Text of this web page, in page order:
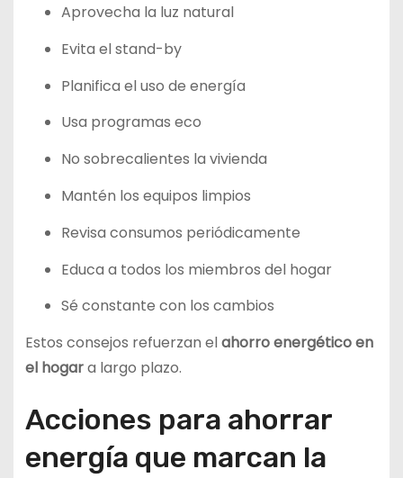
Aprovecha la luz natural
Evita el stand-by
Planifica el uso de energía
Usa programas eco
No sobrecalientes la vivienda
Mantén los equipos limpios
Revisa consumos periódicamente
Educa a todos los miembros del hogar
Sé constante con los cambios
Estos consejos refuerzan elahorro energético en
el hogara largo plazo.
Acciones para ahorrar
energía que marcan la